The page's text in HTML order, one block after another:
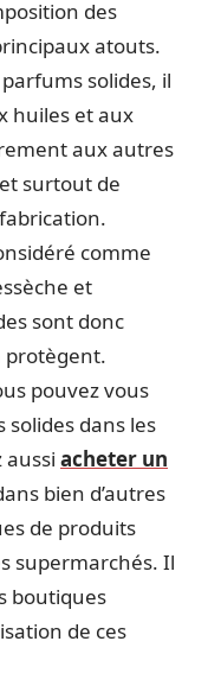
des
atouts.
solides, il
huiles et aux
aux autres
surtout de
comme
et
sont donc
protègent.
pouvez vous
dans les
acheter un
bien d’autres
de produits
supermarchés. Il
boutiques
de ces